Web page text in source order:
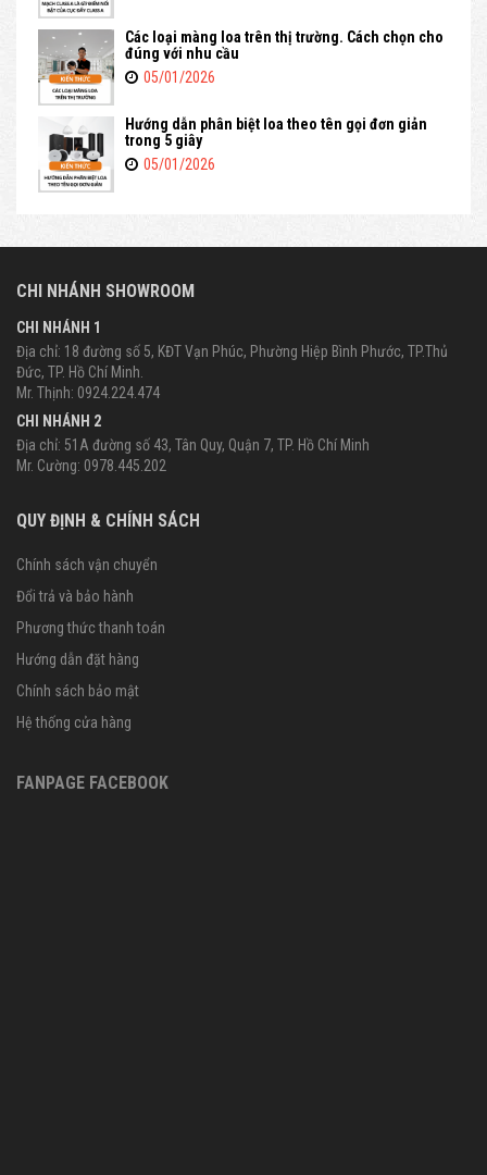
Các loại màng loa trên thị trường. Cách chọn cho
đúng với nhu cầu
05/01/2026
Hướng dẫn phân biệt loa theo tên gọi đơn giản
trong 5 giây
05/01/2026
CHI NHÁNH SHOWROOM
CHI NHÁNH 1
Địa chỉ: 18 đường số 5, KĐT Vạn Phúc, Phường Hiệp Bình Phước, TP.Thủ
Đức, TP. Hồ Chí Minh.
Mr. Thịnh: 0924.224.474
CHI NHÁNH 2
Địa chỉ: 51A đường số 43, Tân Quy, Quận 7, TP. Hồ Chí Minh
Mr. Cường: 0978.445.202
QUY ĐỊNH & CHÍNH SÁCH
Chính sách vận chuyển
Đổi trả và bảo hành
Phương thức thanh toán
Hướng dẫn đặt hàng
Chính sách bảo mật
Hệ thống cửa hàng
FANPAGE FACEBOOK